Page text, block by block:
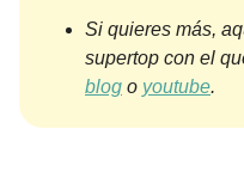
Si quieres más,
supertop con el
blog o youtube.